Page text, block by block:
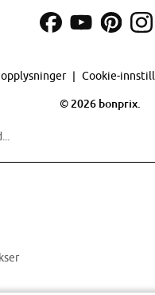
Cookie-
© 2026 bonprix.